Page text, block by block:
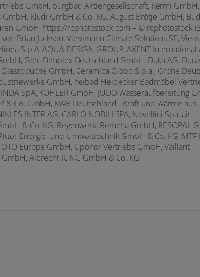
GmbH, burgbad Aktiengesellschaft, Kermi
Kludi GmbH & Co. KG, August Brötje GmbH,
GmbH, https://rcphotostock.com – © rcphotostock
Brian Jackson, Viessmann Climate Solutions SE,
S.p.A,AQUA DESIGN GROUP, AXENT International
Glen Dimplex Deutschland GmbH, Duka AG,
GmbH, Ceramica Globo S.p.a., Grohe
GmbH, heibad Heidecker Badmöbel
SpA, KOHLER GmbH, JUDO Wasseraufbereitung
& Co. GmbH, KWB Deutschland - Kraft und Wärme aus
INTER AG, CARLO NOBILI SPA, Novellini Spa, ait-
& Co. KG, Regenwerk, Remeha GmbH, RESOPAL
Energie- und Umwelttechnik GmbH & Co. KG, MTF
Europe GmbH, Uponor Vertriebs GmbH, Vaillant
GmbH,Albrecht JUNG GmbH & Co. KG